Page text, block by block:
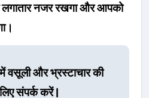
नजर रखगा और आपको
वसूली और भ्रस्टाचार की
संपर्क करें |